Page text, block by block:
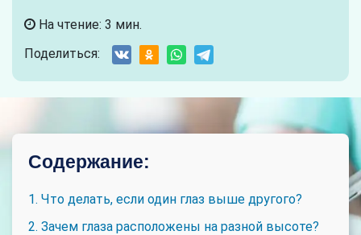
На чтение: 3 мин.
Поделиться:
Содержание:
1. Что делать, если один глаз выше другого?
2. Зачем глаза расположены на разной высоте?